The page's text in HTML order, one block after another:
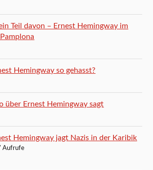
Teil davon – Ernest Hemingway im
Hemingway so gehasst?
über Ernest Hemingway sagt
Hemingway jagt Nazis in der Karibik
Aufrufe